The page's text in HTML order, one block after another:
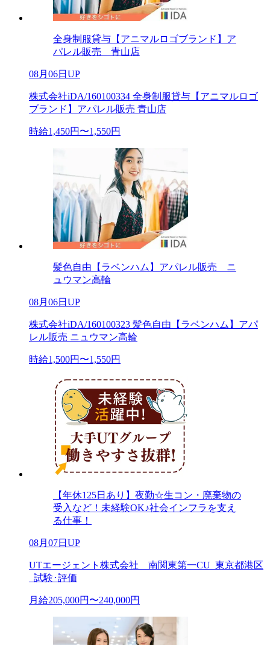
全身制服貸与【アニマルロゴブランド】ア
パレル販売 青山店
08月06日UP
株式会社iDA/160100334 全身制服貸与【アニマルロゴ
ブランド】アパレル販売 青山店
時給1,450円〜1,550円
髪色自由【ラベンハム】アパレル販売 ニ
ュウマン高輪
08月06日UP
株式会社iDA/160100323 髪色自由【ラベンハム】アパ
レル販売 ニュウマン高輪
時給1,500円〜1,550円
【年休125日あり】夜勤☆生コン・廃棄物の
受入など！未経験OK♪社会インフラを支え
る仕事！
08月07日UP
UTエージェント株式会社 南関東第一CU_東京都港区
_試験･評価
月給205,000円〜240,000円